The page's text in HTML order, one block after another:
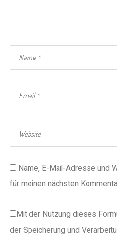
Name, E-Mail-Adresse und
für meinen nächsten
Mit der Nutzung dieses
der Speicherung und